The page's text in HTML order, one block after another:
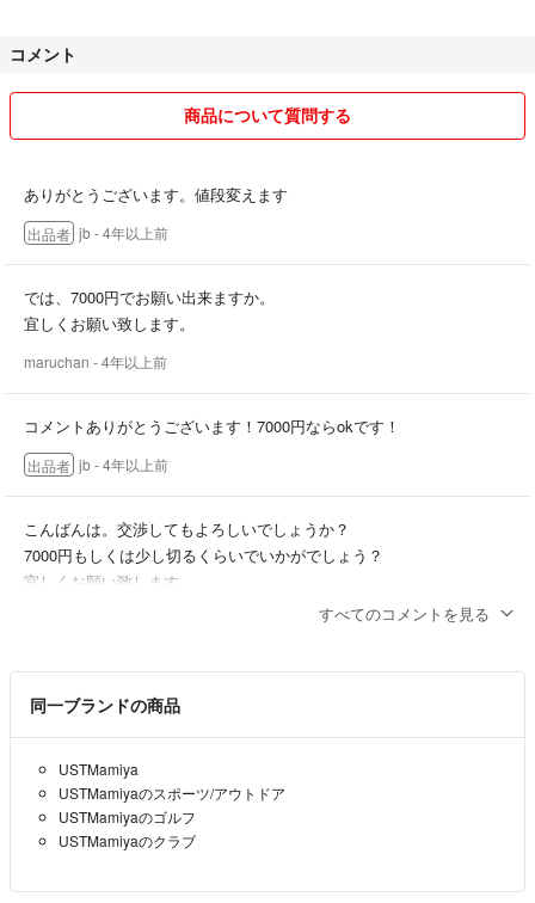
コメント
商品について質問する
ありがとうございます。値段変えます
出品者 jb- 4年以上前
では、7000円でお願い出来ますか。
宜しくお願い致します。
maruchan - 4年以上前
コメントありがとうございます！7000円ならokです！
出品者 jb- 4年以上前
こんばんは。交渉してもよろしいでしょうか？
7000円もしくは少し切るくらいでいかがでしょう？
宜しくお願い致します。
すこし考えさせてください
出品者 jb- 4年以上前
すみません。6500円即決を希望いたします。
すべてのコメントを見る
同一ブランドの商品
USTMamiya
USTMamiyaのスポーツ/アウトドア
USTMamiyaのゴルフ
USTMamiyaのクラブ